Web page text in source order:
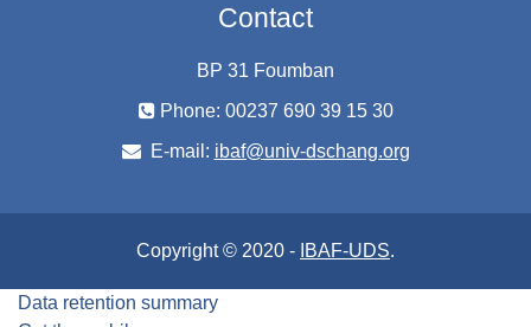
Contact
BP 31 Foumban
Phone: 00237 690 39 15 30
E-mail: ibaf@univ-dschang.org
Copyright © 2020 - IBAF-UDS.
Data retention summary